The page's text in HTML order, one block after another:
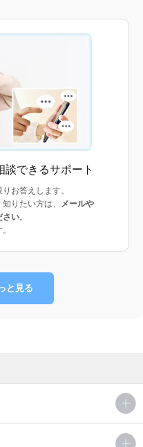
談できるサポート
お答えします。
りたい方は、 メールや
さい。
と見る